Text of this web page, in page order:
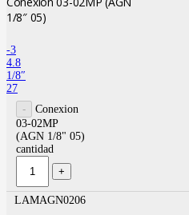
1/8″ 05)
-3
4.8
1/8″
27
Conexion
03-02MP
(AGN 1/8" 05)
cantidad
LAMAGN0206